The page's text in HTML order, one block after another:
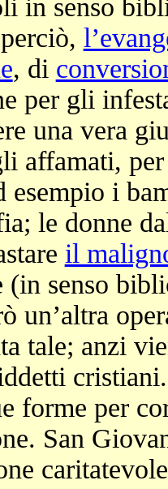
in senso
, di
per gli
una vera
affamati,
esempio i
le donne
il
(in senso
un’altra
tale; anzi
forme per
San